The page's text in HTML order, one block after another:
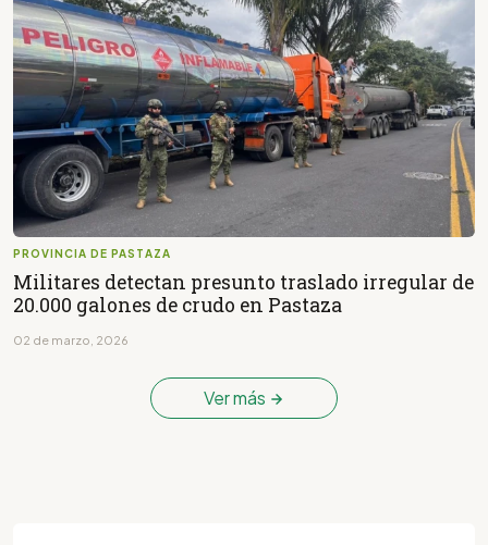
PROVINCIA DE PASTAZA
Militares detectan presunto traslado irregular de
20.000 galones de crudo en Pastaza
02 de marzo, 2026
Ver más